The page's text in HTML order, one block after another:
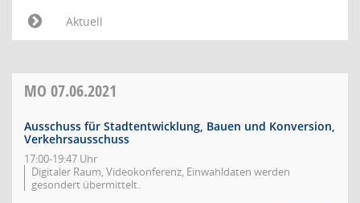
Aktuell
MO 07.06.2021
Ausschuss für Stadtentwicklung, Bauen und Konversion,
Verkehrsausschuss
17:00-19:47 Uhr
Digitaler Raum, Videokonferenz, Einwahldaten werden
gesondert übermittelt.